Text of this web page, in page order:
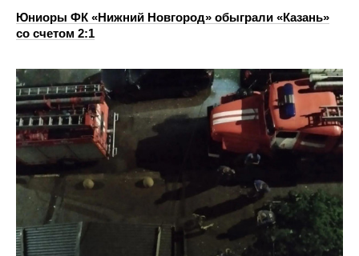
Юниоры ФК «Нижний Новгород» обыграли «Казань»
со счетом 2:1